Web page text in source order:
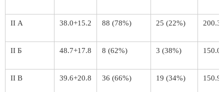
II А 38.0+15.2 88 (78%) 25 (22%)
II Б 48.7+17.8 8 (62%) 3 (38%)
II В 39.6+20.8 36 (66%) 19 (34%)